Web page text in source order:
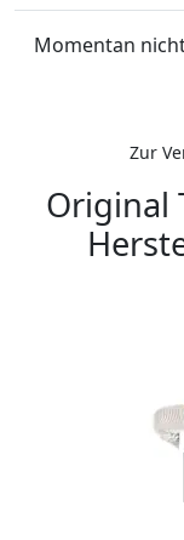
Momentan
Zur
Original